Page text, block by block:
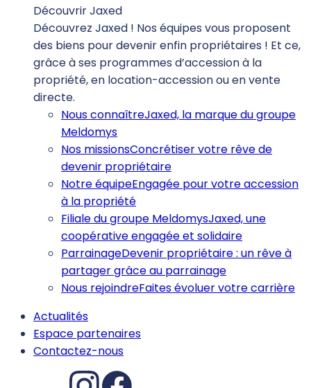
Découvrir Jaxed
Découvrez Jaxed ! Nos équipes vous proposent
des biens pour devenir enfin propriétaires ! Et ce,
grâce à ses programmes d’accession à la
propriété, en location-accession ou en vente
directe.
Nous connaîtreJaxed, la marque du groupe
Meldomys
Nos missionsConcrétiser votre rêve de
devenir propriétaire
Notre équipeEngagée pour votre accession
à la propriété
Filiale du groupe MeldomysJaxed, une
coopérative engagée et solidaire
ParrainageDevenir propriétaire : un rêve à
partager grâce au parrainage
Nous rejoindreFaites évoluer votre carrière
Actualités
Espace partenaires
Contactez-nous